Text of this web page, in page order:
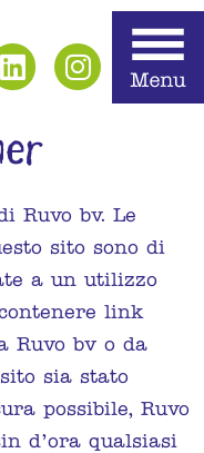
Ruvo bv. Le
sito sono di
a un utilizzo
link
Ruvo bv o da
sia stato
possibile, Ruvo
d’ora qualsiasi